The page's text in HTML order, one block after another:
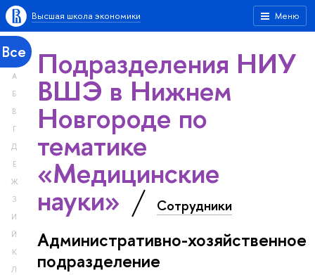
Меню
Высшая школа экономики
Все
А
Б
В
Г
Д
Е
Ж
З
И
Й
К
Л
Подразделения НИУ
ВШЭ в Нижнем
Новгороде по
тематике
«Медицинские
науки» Сотрудники
Административно-хозяйственное
подразделение